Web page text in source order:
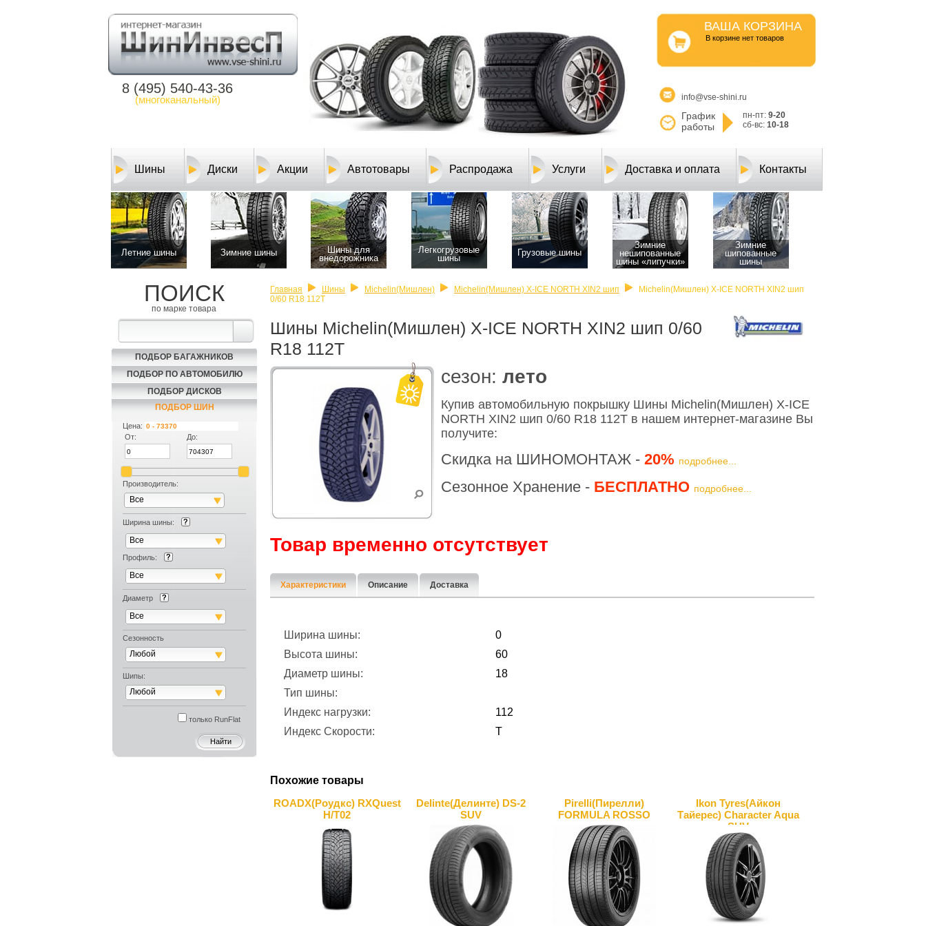
8 (495) 540-43-36
(многоканальный)
ВАША КОРЗИНА
B корзине нет товаров
info@vse-shini.ru
График
работы
пн-пт: 9-20
сб-вс: 10-18
Шины Диски Акции Автотовары Распродажа Услуги Доставка и оплата Контакты
Летние шины Зимние шины
Шины для
внедорожника
Легкогрузовые
шины
Грузовые шины
Зимние
нешипованные
шины «липучки»
Зимние
шипованные
шины
ПОИСК
по марке товара
ПОДБОР БАГАЖНИКОВ
ПОДБОР ПО АВТОМОБИЛЮ
ПОДБОР ДИСКОВ
ПОДБОР ШИН
Цена:
От:
До:
Производитель:
Все
Ширина шины:
Все
Профиль:
Все
Диаметр
Все
Сезонность
Любой
Шипы:
Любой
только RunFlat
Главная Шины Michelin(Мишлен) Michelin(Мишлен) X-ICE NORTH XIN2 шип
Michelin(Мишлен) X-ICE NORTH XIN2 шип
0/60 R18 112T
Шины Michelin(Мишлен) X-ICE NORTH XIN2 шип 0/60
R18 112T
cезон: лето
Купив автомобильную покрышку Шины Michelin(Мишлен) X-ICE
NORTH XIN2 шип 0/60 R18 112T в нашем интернет-магазине Вы
получите:
Скидка на ШИНОМОНТАЖ - 20% подробнее...
Сезонное Хранение - БЕСПЛАТНО подробнее...
Товар временно отсутствует
Характеристики Описание Доставка
Ширина шины:
0
Высота шины:
60
Диаметр шины:
18
Тип шины:
Индекс нагрузки:
112
Индекс Скорости:
T
Похожие товары
ROADX(Роудкс) RXQuest
H/T02
Delinte(Делинте) DS-2
SUV
Pirelli(Пирелли)
FORMULA ROSSO
Ikon Tyres(Айкон
Тайерес) Character Aqua
SUV